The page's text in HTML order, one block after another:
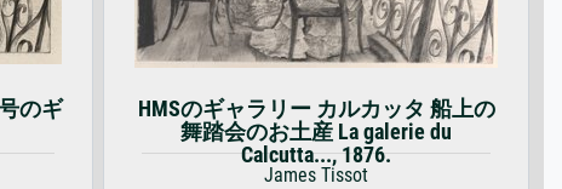
のギ
HMSのギャラリー カルカッタ 船上の
舞踏会のお土産 La galerie du
Calcutta..., 1876.
James Tissot